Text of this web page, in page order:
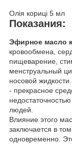
Олія кориці 5 мл
Показания:
Эфирное масло
кровообмена,
пищеварение,
менструальный
носовой
- прекрасное
людей.
Влияние этого
заключается в
одновременно.